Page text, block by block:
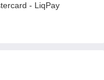
- LiqPay